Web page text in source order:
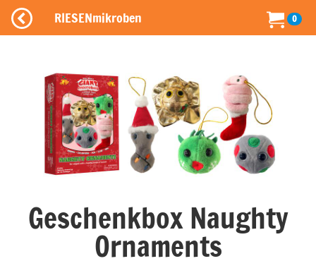
RIESENmikroben 0
Geschenkbox Naughty
Ornaments